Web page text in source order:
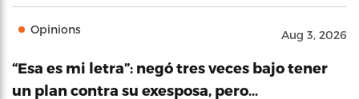
Opinions Aug 3, 2026
“Esa es mi letra”: negó tres veces bajo tener
un plan contra su exesposa, pero…